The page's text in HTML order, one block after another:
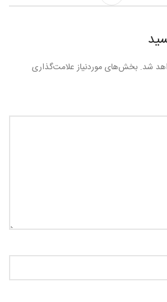
شد. بخش‌های موردنیاز علامت‌گذاری